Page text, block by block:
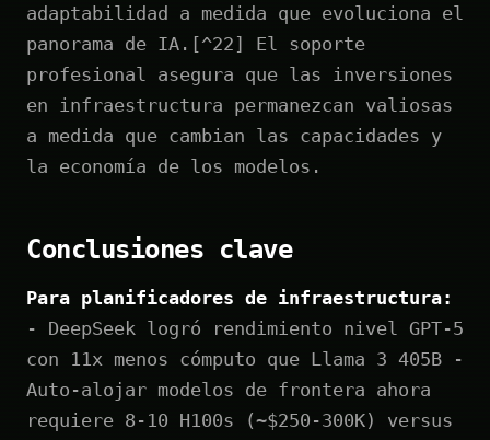
adaptabilidad a medida que evoluciona el
panorama de IA.[^22] El soporte
profesional asegura que las inversiones
en infraestructura permanezcan valiosas
a medida que cambian las capacidades y
la economía de los modelos.
Conclusiones clave
Para planificadores de infraestructura:
- DeepSeek logró rendimiento nivel GPT-5
con 11x menos cómputo que Llama 3 405B -
Auto-alojar modelos de frontera ahora
requiere 8-10 H100s (~$250-300K) versus